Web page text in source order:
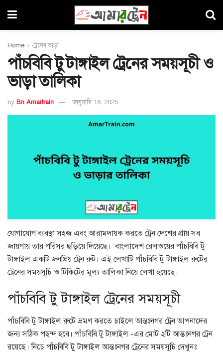
Home ট্রেনের ভাড়া
পাঁচবিবি টু টাঙ্গাইল ট্রেনের সময়সূচী ও
ভাড়া তালিকা
by Bn Amartrain জানুয়ারি 16, 2025
যোগাযোগ ব্যবস্থা সহজ এবং আরামদায়ক করতে ট্রেন দেশের প্রায় সব
জায়গায় তার পরিসর ছড়িয়ে দিয়েছে। বাংলাদেশ রেলওয়ের পাঁচবিবি টু
টাঙ্গাইল একটি জনপ্রিয় ট্রেন রুট। এই লেখাটি পাঁচবিবি টু টাঙ্গাইল রুটের
ট্রেনের সময়সূচি ও টিকিটের মূল্য তালিকা নিয়ে লেখা হয়েছে।
পাঁচবিবি টু টাঙ্গাইল ট্রেনের সময়সূচী
পাঁচবিবি টু টাঙ্গাইল রুটে ভ্রমণ করতে চাইলে আন্তঃনগর ট্রেন আপনাদের
জন্য সঠিক পছন্দ হবে। পাঁচবিবি টু টাঙ্গাইল -এর মোট ২টি আন্তঃনগর ট্রেন
রয়েছে। নিচে পাঁচবিবি টু টাঙ্গাইল আন্তঃনগর ট্রেনের সময়সূচি দেখুনঃ